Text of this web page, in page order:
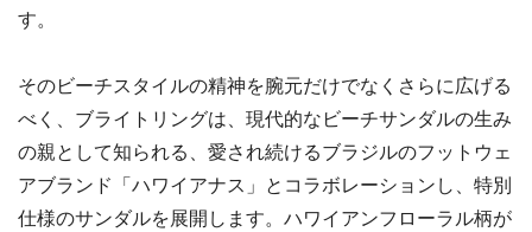
す。
そのビーチスタイルの精神を腕元だけでなくさらに広げる
べく、ブライトリングは、現代的なビーチサンダルの生み
の親として知られる、愛され続けるブラジルのフットウェ
アブランド「ハワイアナス」とコラボレーションし、特別
仕様のサンダルを展開します。ハワイアンフローラル柄が